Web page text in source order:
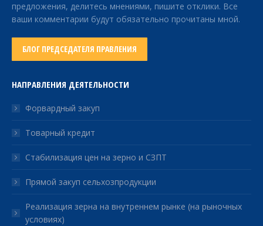
предложения, делитесь мнениями, пишите отклики. Все
ваши комментарии будут обязательно прочитаны мной.
БЛОГ ПРЕДСЕДАТЕЛЯ ПРАВЛЕНИЯ
НАПРАВЛЕНИЯ ДЕЯТЕЛЬНОСТИ
Форвардный закуп
Товарный кредит
Стабилизация цен на зерно и СЗПТ
Прямой закуп сельхозпродукции
Реализация зерна на внутреннем рынке (на рыночных
условиях)